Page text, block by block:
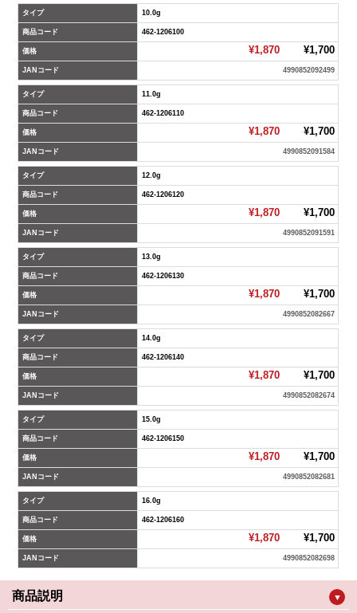
タイプ 10.0g
商品コード 462-1206100
価格 ¥1,870¥1,700
JANコード 4990852092499
タイプ 11.0g
商品コード 462-1206110
価格 ¥1,870¥1,700
JANコード 4990852091584
タイプ 12.0g
商品コード 462-1206120
価格 ¥1,870¥1,700
JANコード 4990852091591
タイプ 13.0g
商品コード 462-1206130
価格 ¥1,870¥1,700
JANコード 4990852082667
タイプ 14.0g
商品コード 462-1206140
価格 ¥1,870¥1,700
JANコード 4990852082674
タイプ 15.0g
商品コード 462-1206150
価格 ¥1,870¥1,700
JANコード 4990852082681
タイプ 16.0g
商品コード 462-1206160
価格 ¥1,870¥1,700
JANコード 4990852082698
商品説明 ▼